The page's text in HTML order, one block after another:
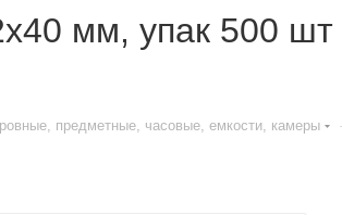
мм, упак 500
предметные, часовые, емкости, камеры